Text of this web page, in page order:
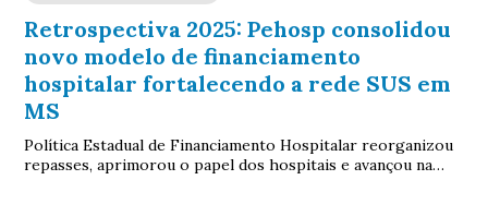
Retrospectiva 2025: Pehosp consolidou
novo modelo de financiamento
hospitalar fortalecendo a rede SUS em
MS
Política Estadual de Financiamento Hospitalar reorganizou
repasses, aprimorou o papel dos hospitais e avançou na